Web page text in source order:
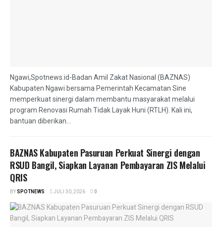
Ngawi,Spotnews.id-Badan Amil Zakat Nasional (BAZNAS)
Kabupaten Ngawi bersama Pemerintah Kecamatan Sine
memperkuat sinergi dalam membantu masyarakat melalui
program Renovasi Rumah Tidak Layak Huni (RTLH). Kali ini,
bantuan diberikan...
BAZNAS Kabupaten Pasuruan Perkuat Sinergi dengan
RSUD Bangil, Siapkan Layanan Pembayaran ZIS Melalui
QRIS
BYSPOTNEWS JULI 30, 2026 0